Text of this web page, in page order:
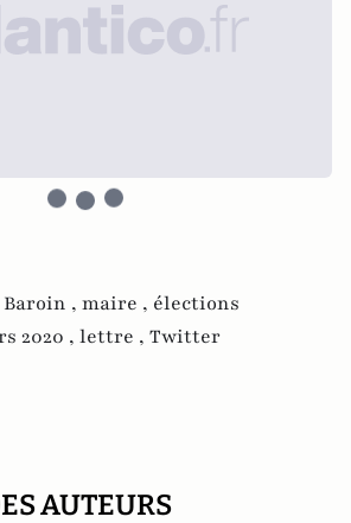
, maire , élections
2020 , lettre , Twitter
AUTEURS